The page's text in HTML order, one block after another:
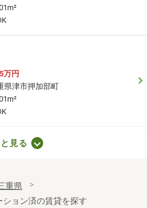
万円
県津市押加部町
見る
重県
ョン済の賃貸を探す